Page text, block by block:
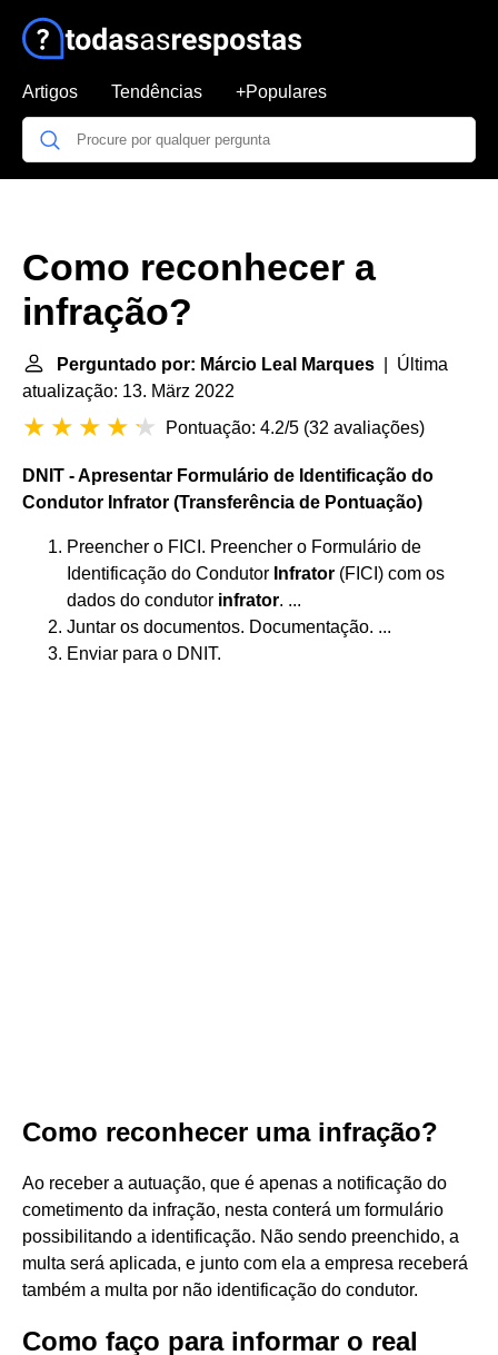
Artigos Tendências +Populares
Como reconhecer a
infração?
Perguntado por: Márcio Leal Marques | Última
atualização: 13. März 2022
Pontuação: 4.2/5 (32 avaliações)
DNIT - Apresentar Formulário de Identificação do
Condutor Infrator (Transferência de Pontuação)
Preencher o FICI. Preencher o Formulário de
Identificação do Condutor Infrator (FICI) com os
dados do condutor infrator. ...
Juntar os documentos. Documentação. ...
Enviar para o DNIT.
Como reconhecer uma infração?
Ao receber a autuação, que é apenas a notificação do
cometimento da infração, nesta conterá um formulário
possibilitando a identificação. Não sendo preenchido, a
multa será aplicada, e junto com ela a empresa receberá
também a multa por não identificação do condutor.
Como faço para informar o real